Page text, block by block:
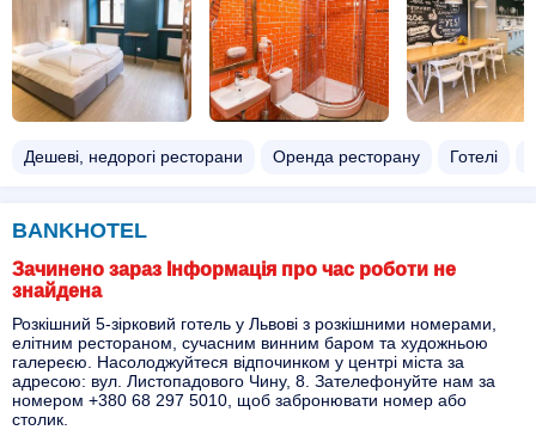
Дешеві, недорогі ресторани Оренда ресторану Готелі
BANKHOTEL
Зачинено зараз Інформація про час роботи не
знайдена
Розкішний 5-зірковий готель у Львові з розкішними номерами,
елітним рестораном, сучасним винним баром та художньою
галереєю. Насолоджуйтеся відпочинком у центрі міста за
адресою: вул. Листопадового Чину, 8. Зателефонуйте нам за
номером +380 68 297 5010, щоб забронювати номер або
столик.